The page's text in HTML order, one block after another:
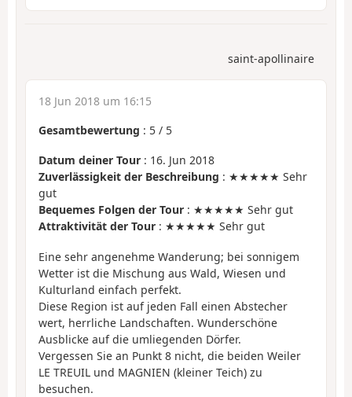
saint-apollinaire
18 Jun 2018 um 16:15
Gesamtbewertung : 5 / 5
Datum deiner Tour : 16. Jun 2018
Zuverlässigkeit der Beschreibung : ★★★★★ Sehr
gut
Bequemes Folgen der Tour : ★★★★★ Sehr gut
Attraktivität der Tour : ★★★★★ Sehr gut
Eine sehr angenehme Wanderung; bei sonnigem
Wetter ist die Mischung aus Wald, Wiesen und
Kulturland einfach perfekt.
Diese Region ist auf jeden Fall einen Abstecher
wert, herrliche Landschaften. Wunderschöne
Ausblicke auf die umliegenden Dörfer.
Vergessen Sie an Punkt 8 nicht, die beiden Weiler
LE TREUIL und MAGNIEN (kleiner Teich) zu
besuchen.